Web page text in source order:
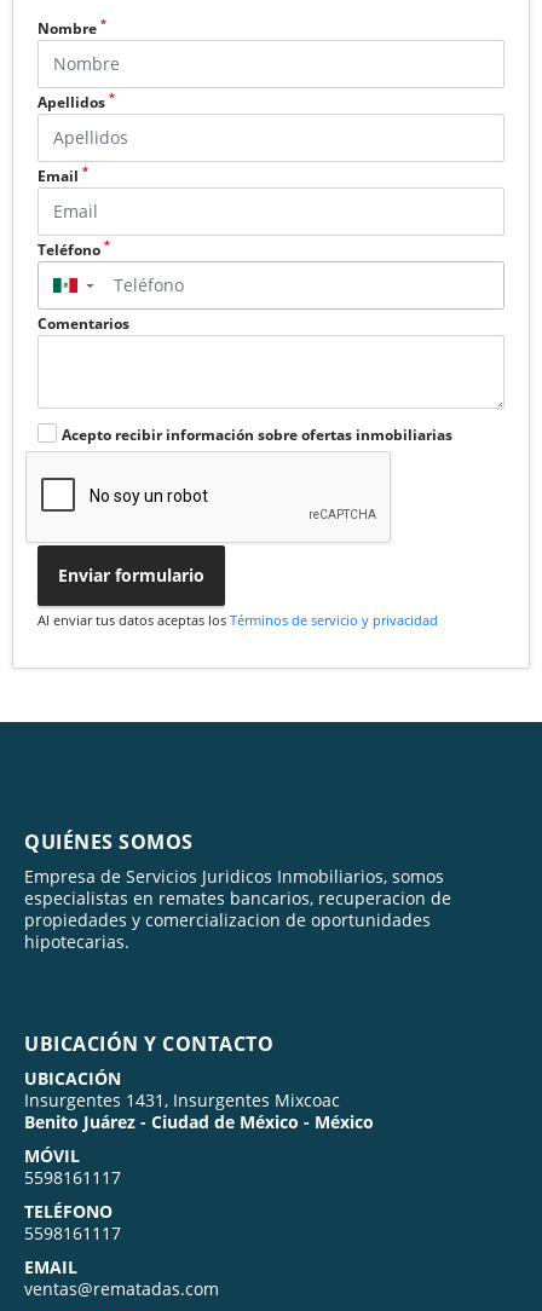
Nombre *
Apellidos *
Email *
Teléfono *
▼
Comentarios
Acepto recibir información sobre ofertas inmobiliarias
Enviar formulario
Al enviar tus datos aceptas los Términos de servicio y privacidad
QUIÉNES SOMOS
Empresa de Servicios Juridicos Inmobiliarios, somos
especialistas en remates bancarios, recuperacion de
propiedades y comercializacion de oportunidades
hipotecarias.
UBICACIÓN Y CONTACTO
UBICACIÓN
Insurgentes 1431, Insurgentes Mixcoac
Benito Juárez - Ciudad de México - México
MÓVIL
5598161117
TELÉFONO
5598161117
EMAIL
ventas@rematadas.com